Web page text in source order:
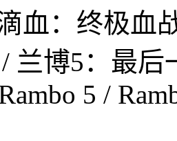
血：终极血
兰博5：最
5 /